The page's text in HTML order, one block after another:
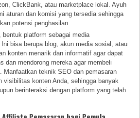
ClickBank, atau marketplace lokal. Ayuh
aturan dan komisi yang tersedia sehingga
potensi penghasilan.
bentuk platform sebagai media
bisa berupa blog, akun media sosial, atau
konten menarik dan informatif agar dapat
dan mendorong mereka agar membeli
Manfaatkan teknik SEO dan pemasaran
visibilitas konten Anda, sehingga banyak
berinteraksi dengan platform yang telah